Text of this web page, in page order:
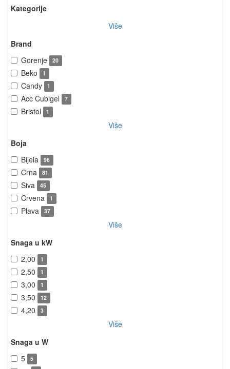
Kategorije
Više
Brand
Gorenje
20
Beko 1
Candy 1
Acc Cubigel 7
Bristol 1
Više
Boja
Bijela
96
Crna 81
Siva 45
Crvena 1
Plava 37
Više
Snaga u kW
2,00
1
2,50 1
3,00 1
3,50 12
4,20 3
Više
Snaga u W
5
5